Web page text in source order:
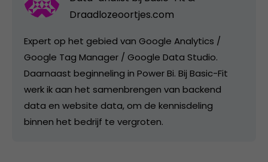
Draadlozeoortjes.com
Expert op het gebied van Google Analytics /
Google Tag Manager / Google Data Studio.
Daarnaast beginneling in Power Bi. Bij Basic-Fit
werk ik aan het samenbrengen van backend
data en website data, om de kennisdeling
binnen het bedrijf te vergroten.